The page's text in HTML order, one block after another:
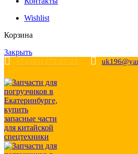
Wishlist
Корзина
Закрыть
+7 (343) 271-21-21